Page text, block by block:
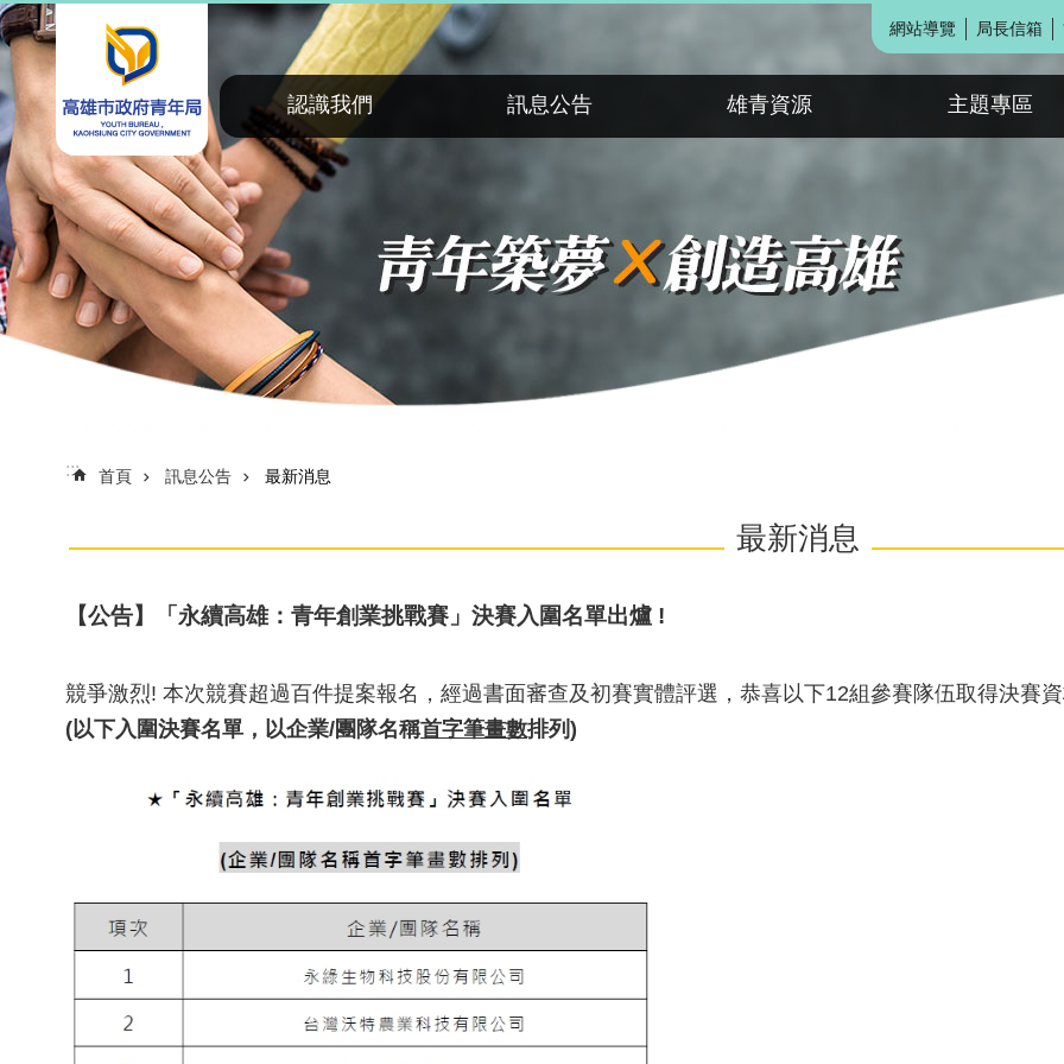
跳到主要內容區塊 網站導覽 局長信箱
認識我們 訊息公告 雄青資源 主題專區
::: 首頁 訊息公告 最新消息
最新消息
【公告】「永續高雄：青年創業挑戰賽」決賽入圍名單出爐 !
競爭激烈! 本次競賽超過百件提案報名，經過書面審查及初賽實體評選，恭喜以下12組參賽隊伍取得決賽
(以下入圍決賽名單，以企業/團隊名稱首字筆畫數排列)